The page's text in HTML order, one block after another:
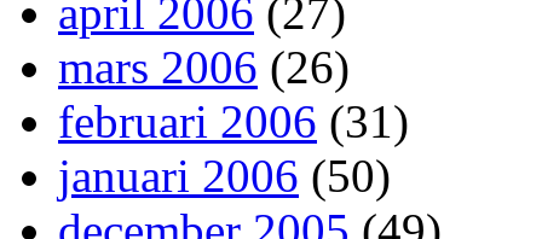
april 2006 (27)
mars 2006 (26)
februari 2006 (31)
januari 2006 (50)